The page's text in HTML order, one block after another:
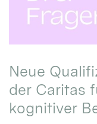
Neue
der Caritas
kognitiver